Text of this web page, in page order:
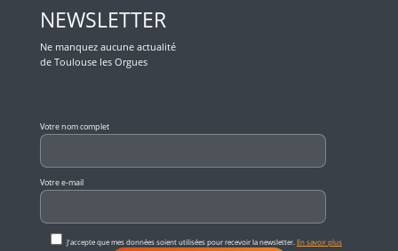
NEWSLETTER
Ne manquez aucune actualité
de Toulouse les Orgues
Votre nom complet
Votre e-mail
J'accepte que mes données soient utilisées pour recevoir la newsletter. En savoir plus